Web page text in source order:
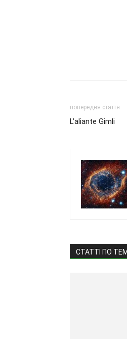
попередня стаття
L’aliante Gimli
СТАТТІ ПО ТЕМІ